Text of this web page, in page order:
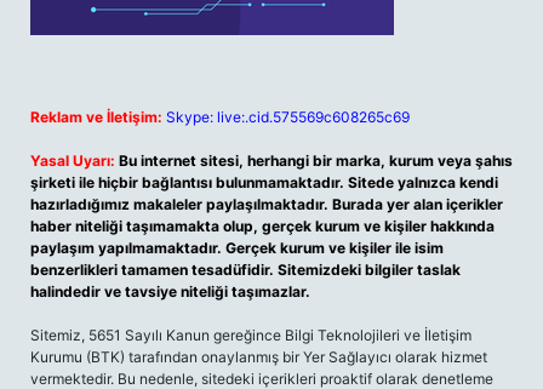
Reklam ve İletişim: Skype: live:.cid.575569c608265c69
Yasal Uyarı: Bu internet sitesi, herhangi bir marka, kurum veya şahıs
şirketi ile hiçbir bağlantısı bulunmamaktadır. Sitede yalnızca kendi
hazırladığımız makaleler paylaşılmaktadır. Burada yer alan içerikler
haber niteliği taşımamakta olup, gerçek kurum ve kişiler hakkında
paylaşım yapılmamaktadır. Gerçek kurum ve kişiler ile isim
benzerlikleri tamamen tesadüfidir. Sitemizdeki bilgiler taslak
halindedir ve tavsiye niteliği taşımazlar.
Sitemiz, 5651 Sayılı Kanun gereğince Bilgi Teknolojileri ve İletişim
Kurumu (BTK) tarafından onaylanmış bir Yer Sağlayıcı olarak hizmet
vermektedir. Bu nedenle, sitedeki içerikleri proaktif olarak denetleme